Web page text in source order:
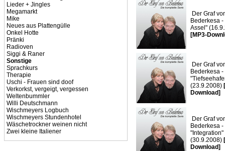
Lieder + Jingles
Megamarkt
Mike
Neues aus Plattengülle
Onkel Hotte
Pränki
Radioven
Siggi & Raner
Sonstige
Sprachkurs
Therapie
Uschi - Frauen sind doof
Verkorkst, vergeigt, vergessen
Weltenbummler
Willi Deutschmann
Wischmeyers Logbuch
Wischmeyers Stundenhotel
Wäschetrockner weinen nicht
Zwei kleine Italiener
Der Graf
Bederkesa -
Assel"
[MP3-
Der Graf
Bederkesa -
(23.9.2008)
Download]
Der Graf
Bederkesa -
"Integration"
(30.9.2008)
Download]